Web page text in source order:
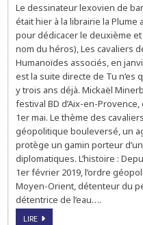
Le dessinateur lexovien de
était hier à la librairie la Plume
pour dédicacer le deuxième
nom du héros), Les cavaliers
Humanoïdes associés, en
est la suite directe de Tu n’es
y trois ans déjà. Mickaël
festival BD d’Aix-en-
1er mai. Le thème des
géopolitique bouleversé, un
protège un gamin porteur
diplomatiques. L’histoire :
1er février 2019, l’ordre
Moyen-Orient, détenteur du
détentrice de l’eau….
LIREECHECS